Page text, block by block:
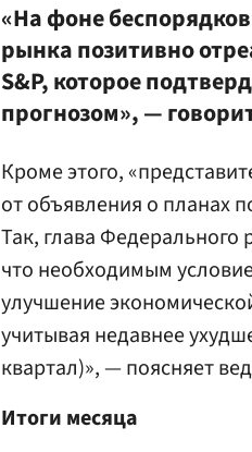
«На фоне
рынка позитивно
S&P, которое
прогнозом», —
Кроме этого,
от объявления о планах
Так, глава
что необходимым
улучшение
учитывая недавнее
квартал)», — поясняет
Итоги месяца